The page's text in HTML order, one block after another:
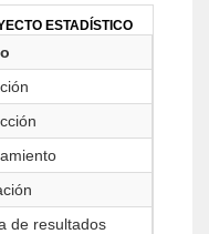
ESTADÍSTICO
de resultados